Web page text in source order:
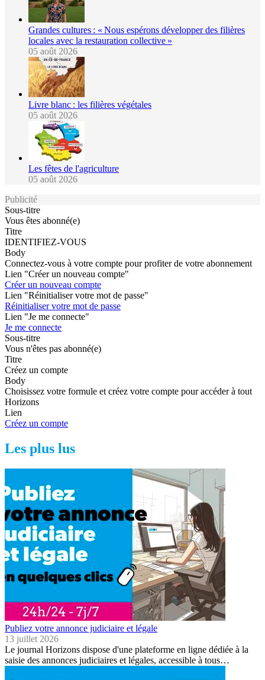
Grandes cultures : « Nous espérons développer des filières
locales avec la restauration collective »
05 août 2026
Livre blanc : les filières végétales
05 août 2026
Les fêtes de l'agriculture
05 août 2026
Publicité
Sous-titre
Vous êtes abonné(e)
Titre
IDENTIFIEZ-VOUS
Body
Connectez-vous à votre compte pour profiter de votre abonnement
Lien "Créer un nouveau compte"
Créer un nouveau compte
Lien "Réinitialiser votre mot de passe"
Réinitialiser votre mot de passe
Lien "Je me connecte"
Je me connecte
Sous-titre
Vous n'êtes pas abonné(e)
Titre
Créez un compte
Body
Choisissez votre formule et créez votre compte pour accéder à tout
Horizons
Lien
Créez un compte
Les plus lus
Publiez votre annonce judiciaire et légale
13 juillet 2026
Le journal Horizons dispose d'une plateforme en ligne dédiée à la
saisie des annonces judiciaires et légales, accessible à tous…